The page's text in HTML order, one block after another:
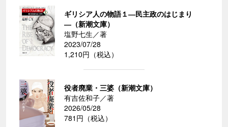
ギリシア人の物語１―民主政のはじまり
―（新潮文庫）
塩野七生／著
2023/07/28
1,210円（税込）
役者廃業・三婆（新潮文庫）
有吉佐和子／著
2026/05/28
781円（税込）